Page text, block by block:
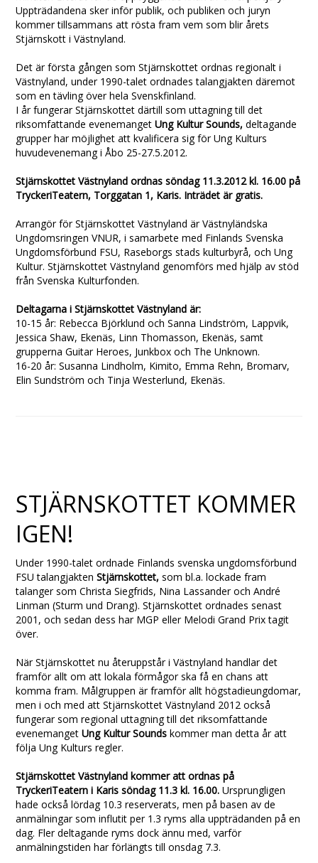
Uppträdandena sker inför publik, och publiken och juryn
kommer tillsammans att rösta fram vem som blir årets
Stjärnskott i Västnyland.
Det är första gången som Stjärnskottet ordnas regionalt i
Västnyland, under 1990-talet ordnades talangjakten däremot
som en tävling över hela Svenskfinland.
I år fungerar Stjärnskottet därtill som uttagning till det
riksomfattande evenemangetUng Kultur Sounds, deltagande
grupper har möjlighet att kvalificera sig för Ung Kulturs
huvudevenemang i Åbo 25-27.5.2012.
Stjärnskottet Västnyland ordnas söndag 11.3.2012 kl. 16.00 på
TryckeriTeatern, Torggatan 1, Karis. Inträdet är gratis.
Arrangör för Stjärnskottet Västnyland är Västnyländska
Ungdomsringen VNUR, i samarbete med Finlands Svenska
Ungdomsförbund FSU, Raseborgs stads kulturbyrå, och Ung
Kultur. Stjärnskottet Västnyland genomförs med hjälp av stöd
från Svenska Kulturfonden.
Deltagarna i Stjärnskottet Västnyland är:
10-15 år: Rebecca Björklund och Sanna Lindström, Lappvik,
Jessica Shaw, Ekenäs, Linn Thomasson, Ekenäs, samt
grupperna Guitar Heroes, Junkbox och The Unknown.
16-20 år: Susanna Lindholm, Kimito, Emma Rehn, Bromarv,
Elin Sundström och Tinja Westerlund, Ekenäs.
STJÄRNSKOTTET KOMMER
IGEN!
Under 1990-talet ordnade Finlands svenska ungdomsförbund
FSU talangjaktenStjärnskottet, som bl.a. lockade fram
talanger som Christa Siegfrids, Nina Lassander och André
Linman (Sturm und Drang). Stjärnskottet ordnades senast
2001, och sedan dess har MGP eller Melodi Grand Prix tagit
över.
När Stjärnskottet nu återuppstår i Västnyland handlar det
framför allt om att lokala förmågor ska få en chans att
komma fram. Målgruppen är framför allt högstadieungdomar,
men i och med att Stjärnskottet Västnyland 2012 också
fungerar som regional uttagning till det riksomfattande
evenemangetUng Kultur Sounds kommer man detta år att
följa Ung Kulturs regler.
Stjärnskottet Västnyland kommer att ordnas på
TryckeriTeatern i Karis söndag 11.3 kl. 16.00.Ursprungligen
hade också lördag 10.3 reserverats, men på basen av de
anmälningar som influtit per 1.3 ryms alla uppträdanden på en
dag. Fler deltagande ryms dock ännu med, varför
anmälningstiden har förlängts till onsdag 7.3.